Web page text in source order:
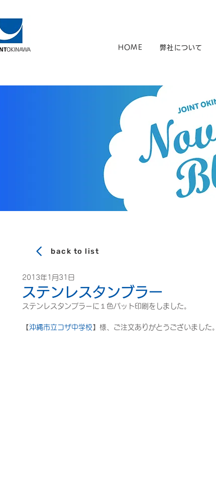
HOME 弊社について
back to list
ステンレスタンブラー
2013年1月31日
ステンレスタンブラーに１色パット印刷をしました。
【沖縄市立コザ中学校 】様、ご注文ありがとうございました。